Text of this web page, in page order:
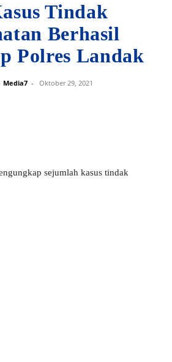
Tindak
Berhasil
Polres Landak
Media7 - Oktober 29, 2021
sejumlah kasus tindak